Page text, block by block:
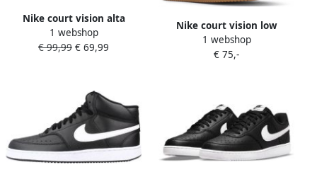
Nike court vision alta
leather sneakers bruin
dames
1 webshop
€ 99,99 € 69,99
Nike court vision low
sneakers grijs heren
1 webshop
€ 75,-